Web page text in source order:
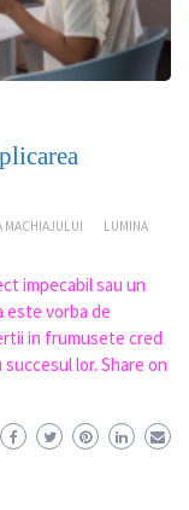
MACHIAJULUI
LUMINA
impecabil sau un
este vorba de
in frumusete cred
lor. Share on